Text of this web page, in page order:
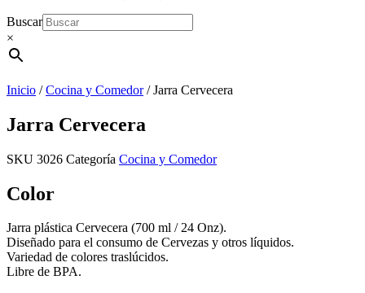
Buscar
×
Inicio /Cocina y Comedor/ Jarra Cervecera
Jarra Cervecera
SKU 3026 Categoría Cocina y Comedor
Color
Jarra plástica Cervecera (700 ml / 24 Onz).
Diseñado para el consumo de Cervezas y otros líquidos.
Variedad de colores traslúcidos.
Libre de BPA.